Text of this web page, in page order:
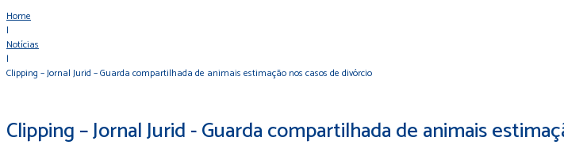
Home
|
Notícias
|
Clipping – Jornal Jurid – Guarda compartilhada de animais estimação nos casos de divórcio
Clipping – Jornal Jurid - Guarda compartilhada de animais